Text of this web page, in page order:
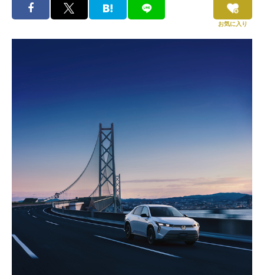
お気に入り